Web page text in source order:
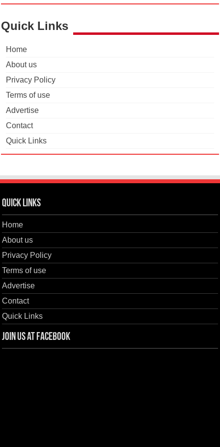
Quick Links
Home
About us
Privacy Policy
Terms of use
Advertise
Contact
Quick Links
Quick Links
Home
About us
Privacy Policy
Terms of use
Advertise
Contact
Quick Links
Join us at Facebook